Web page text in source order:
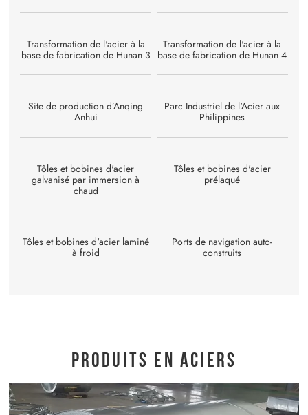
Transformation de l'acier à la
base de fabrication de Hunan 3
Transformation de l'acier à la
base de fabrication de Hunan 4
Site de production d’Anqing
Anhui
Parc Industriel de l'Acier aux
Philippines
Tôles et bobines d'acier
galvanisé par immersion à
chaud
Tôles et bobines d'acier
prélaqué
Tôles et bobines d'acier laminé
à froid
Ports de navigation auto-
construits
Produits en aciers